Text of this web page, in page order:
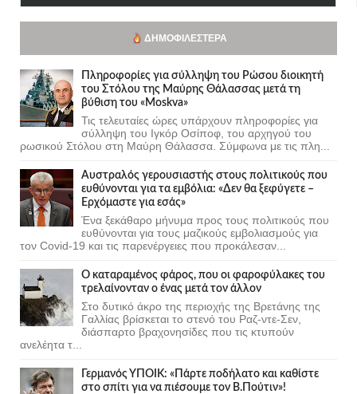
ΔΗΜΟΦΙΛΈΣΤΕΡΑ
Πληροφορίες για σύλληψη του Ρώσου διοικητή
του Στόλου της Mαύρης Θάλασσας μετά τη
βύθιση του «Moskva»
Τις τελευταίες ώρες υπάρχουν πληροφορίες για
σύλληψη του Ιγκόρ Οσίποφ, του αρχηγού του
ρωσικού Στόλου στη Μαύρη Θάλασσα. Σύμφωνα με τις πλη...
Αυστραλός γερουσιαστής στους πολιτικούς που
ευθύνονται για τα εμβόλια: «Δεν θα ξεφύγετε –
Ερχόμαστε για εσάς»
Ένα ξεκάθαρο μήνυμα προς τους πολιτικούς που
ευθύνονται για τους μαζικούς εμβολιασμούς για
τον Covid-19 και τις παρενέργειες που προκάλεσαν...
Ο καταραμένος φάρος, που οι φαροφύλακες του
τρελαίνονταν ο ένας μετά τον άλλον
Στο δυτικό άκρο της περιοχής της Βρετάνης της
Γαλλίας βρίσκεται το στενό του Ραζ-ντε-Σεν,
διάσπαρτο βραχονησίδες που τις κτυπούν
ανελέητα τ...
Γερμανός ΥΠΟΙΚ: «Πάρτε ποδήλατο και καθίστε
στο σπίτι για να πιέσουμε τον Β.Πούτιν»!